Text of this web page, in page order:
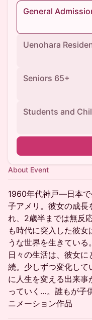
General
Uenohara
Seniors 65+
Students and
About Event
1960年代神戸—日本
子アメリ。彼女の成長
れ、2歳半までは無反
も時代に突入した彼
うな世界を生きてい
日々の生活は、彼女
続。少しずつ変化して
に人生を変える出来
っていく…。誰もが子
ニメーション作品